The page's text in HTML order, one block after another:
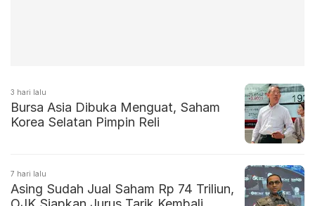
3 hari lalu
Bursa Asia Dibuka Menguat, Saham
Korea Selatan Pimpin Reli
7 hari lalu
Asing Sudah Jual Saham Rp 74 Triliun,